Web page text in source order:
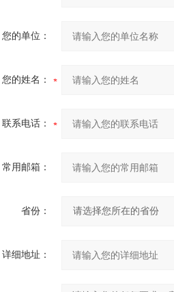
您的单位：
您的姓名：
联系电话：
常用邮箱：
省份：
详细地址：